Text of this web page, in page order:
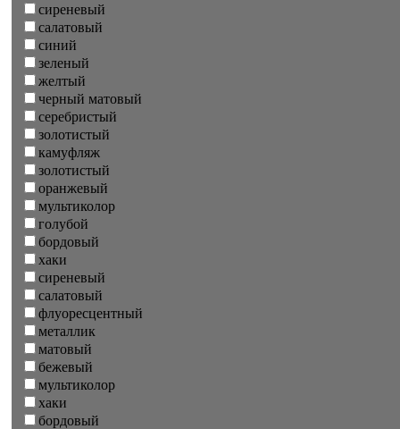
сиреневый
салатовый
синий
зеленый
желтый
черный матовый
серебристый
золотистый
камуфляж
золотистый
оранжевый
мультиколор
голубой
бордовый
хаки
сиреневый
салатовый
флуоресцентный
металлик
матовый
бежевый
мультиколор
хаки
бордовый